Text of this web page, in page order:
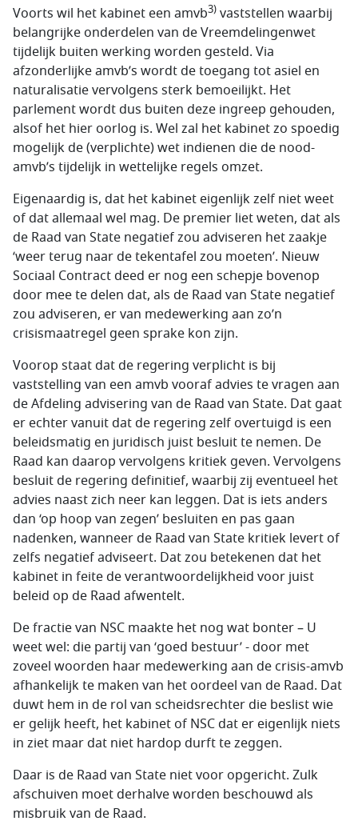
Voorts wil het kabinet een amvb3) vaststellen waarbij
belangrijke onderdelen van de Vreemdelingenwet
tijdelijk buiten werking worden gesteld. Via
afzonderlijke amvb’s wordt de toegang tot asiel en
naturalisatie vervolgens sterk bemoeilijkt. Het
parlement wordt dus buiten deze ingreep gehouden,
alsof het hier oorlog is. Wel zal het kabinet zo spoedig
mogelijk de (verplichte) wet indienen die de nood-
amvb’s tijdelijk in wettelijke regels omzet.
Eigenaardig is, dat het kabinet eigenlijk zelf niet weet
of dat allemaal wel mag. De premier liet weten, dat als
de Raad van State negatief zou adviseren het zaakje
‘weer terug naar de tekentafel zou moeten’. Nieuw
Sociaal Contract deed er nog een schepje bovenop
door mee te delen dat, als de Raad van State negatief
zou adviseren, er van medewerking aan zo’n
crisismaatregel geen sprake kon zijn.
Voorop staat dat de regering verplicht is bij
vaststelling van een amvb vooraf advies te vragen aan
de Afdeling advisering van de Raad van State. Dat gaat
er echter vanuit dat de regering zelf overtuigd is een
beleidsmatig en juridisch juist besluit te nemen. De
Raad kan daarop vervolgens kritiek geven. Vervolgens
besluit de regering definitief, waarbij zij eventueel het
advies naast zich neer kan leggen. Dat is iets anders
dan ‘op hoop van zegen’ besluiten en pas gaan
nadenken, wanneer de Raad van State kritiek levert of
zelfs negatief adviseert. Dat zou betekenen dat het
kabinet in feite de verantwoordelijkheid voor juist
beleid op de Raad afwentelt.
De fractie van NSC maakte het nog wat bonter – U
weet wel: die partij van ‘goed bestuur’ - door met
zoveel woorden haar medewerking aan de crisis-amvb
afhankelijk te maken van het oordeel van de Raad. Dat
duwt hem in de rol van scheidsrechter die beslist wie
er gelijk heeft, het kabinet of NSC dat er eigenlijk niets
in ziet maar dat niet hardop durft te zeggen.
Daar is de Raad van State niet voor opgericht. Zulk
afschuiven moet derhalve worden beschouwd als
misbruik van de Raad.